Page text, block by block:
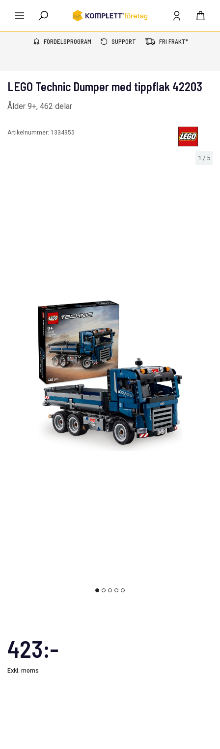
FÖRDELSPROGRAM SUPPORT FRI FRAKT*
1 / 5
LEGO Technic Dumper med tippflak 42203
Ålder 9+, 462 delar
Artikelnummer: 1334955
423:-
Exkl. moms